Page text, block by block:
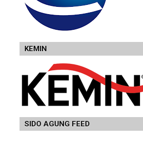
KEMIN
SIDO AGUNG FEED